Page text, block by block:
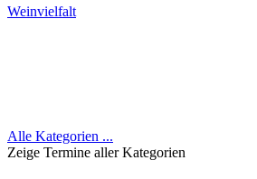
Weinvielfalt
Alle Kategorien ...
Zeige Termine aller Kategorien